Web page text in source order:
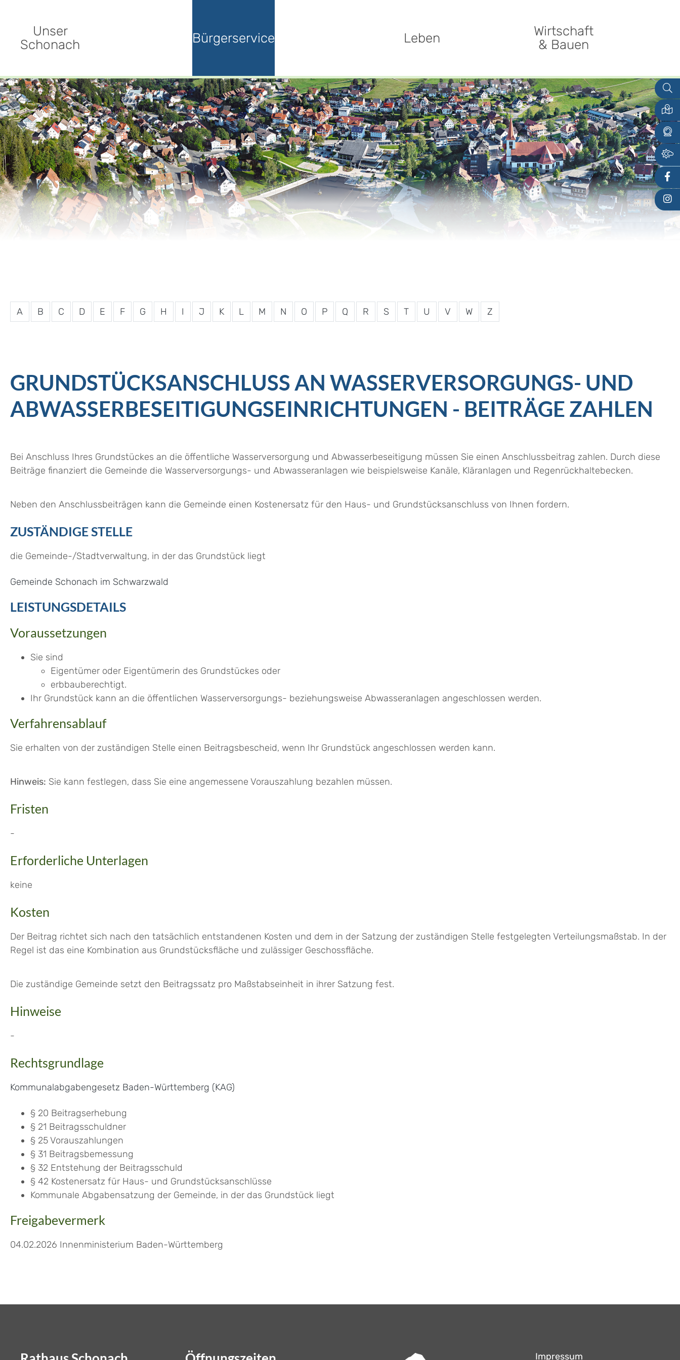
Unser
Schonach
Bürgerservice Leben
Wirtschaft
& Bauen
A B C D E F G H I J K L M N O P Q R S T U V W Z
GRUNDSTÜCKSANSCHLUSS AN WASSERVERSORGUNGS- UND
ABWASSERBESEITIGUNGSEINRICHTUNGEN - BEITRÄGE ZAHLEN
Bei Anschluss Ihres Grundstückes an die öffentliche Wasserversorgung und Abwasserbeseitigung müssen Sie einen Anschlussbeitrag zahlen. Durch diese
Beiträge finanziert die Gemeinde die Wasserversorgungs- und Abwasseranlagen wie beispielsweise Kanäle, Kläranlagen und Regenrückhaltebecken.
Neben den Anschlussbeiträgen kann die Gemeinde einen Kostenersatz für den Haus- und Grundstücksanschluss von Ihnen fordern.
ZUSTÄNDIGE STELLE
die Gemeinde-/Stadtverwaltung, in der das Grundstück liegt
Gemeinde Schonach im Schwarzwald
LEISTUNGSDETAILS
Voraussetzungen
Sie sind
Eigentümer oder Eigentümerin des Grundstückes oder
erbbauberechtigt.
Ihr Grundstück kann an die öffentlichen Wasserversorgungs- beziehungsweise Abwasseranlagen angeschlossen werden.
Verfahrensablauf
Sie erhalten von der zuständigen Stelle einen Beitragsbescheid, wenn Ihr Grundstück angeschlossen werden kann.
Hinweis: Sie kann festlegen, dass Sie eine angemessene Vorauszahlung bezahlen müssen.
Fristen
-
Erforderliche Unterlagen
keine
Kosten
Der Beitrag richtet sich nach den tatsächlich entstandenen Kosten und dem in der Satzung der zuständigen Stelle festgelegten Verteilungsmaßstab. In der
Regel ist das eine Kombination aus Grundstücksfläche und zulässiger Geschossfläche.
Die zuständige Gemeinde setzt den Beitragssatz pro Maßstabseinheit in ihrer Satzung fest.
Hinweise
-
Rechtsgrundlage
Kommunalabgabengesetz Baden-Württemberg (KAG)
§ 20 Beitragserhebung
§ 21 Beitragsschuldner
§ 25 Vorauszahlungen
§ 31 Beitragsbemessung
§ 32 Entstehung der Beitragsschuld
§ 42 Kostenersatz für Haus- und Grundstücksanschlüsse
Kommunale Abgabensatzung der Gemeinde, in der das Grundstück liegt
Freigabevermerk
04.02.2026 Innenministerium Baden-Württemberg
Impressum